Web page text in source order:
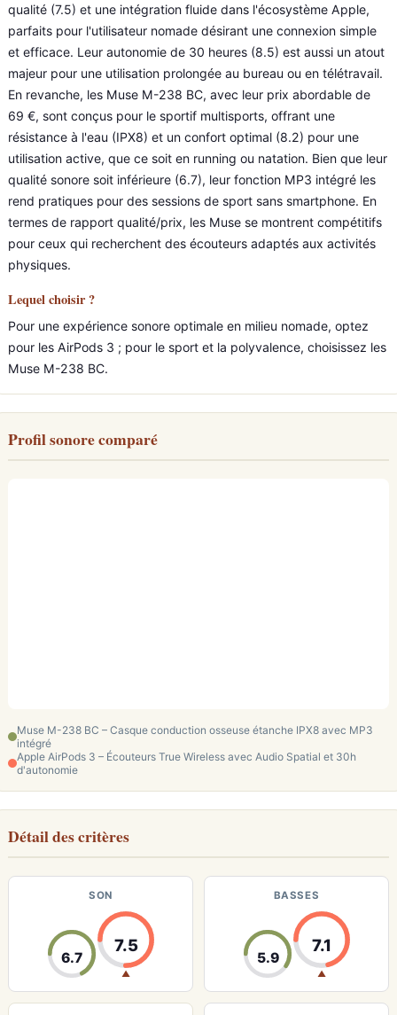
qualité (7.5) et une intégration fluide dans l'écosystème Apple,
parfaits pour l'utilisateur nomade désirant une connexion simple
et efficace. Leur autonomie de 30 heures (8.5) est aussi un atout
majeur pour une utilisation prolongée au bureau ou en télétravail.
En revanche, les Muse M-238 BC, avec leur prix abordable de
69 €, sont conçus pour le sportif multisports, offrant une
résistance à l'eau (IPX8) et un confort optimal (8.2) pour une
utilisation active, que ce soit en running ou natation. Bien que leur
qualité sonore soit inférieure (6.7), leur fonction MP3 intégré les
rend pratiques pour des sessions de sport sans smartphone. En
termes de rapport qualité/prix, les Muse se montrent compétitifs
pour ceux qui recherchent des écouteurs adaptés aux activités
physiques.
Lequel choisir ?
Pour une expérience sonore optimale en milieu nomade, optez
pour les AirPods 3 ; pour le sport et la polyvalence, choisissez les
Muse M-238 BC.
Profil sonore comparé
Muse M-238 BC – Casque conduction osseuse étanche IPX8 avec MP3
intégré
Apple AirPods 3 – Écouteurs True Wireless avec Audio Spatial et 30h
d'autonomie
Détail des critères
SON
6.7
7.5
▲
BASSES
5.9
7.1
▲